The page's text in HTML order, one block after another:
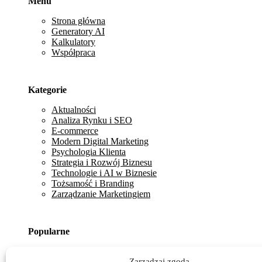
Strona główna
Generatory AI
Kalkulatory
Współpraca
Kategorie
Aktualności
Analiza Rynku i SEO
E-commerce
Modern Digital Marketing
Psychologia Klienta
Strategia i Rozwój Biznesu
Technologie i AI w Biznesie
Tożsamość i Branding
Zarządzanie Marketingiem
Popularne